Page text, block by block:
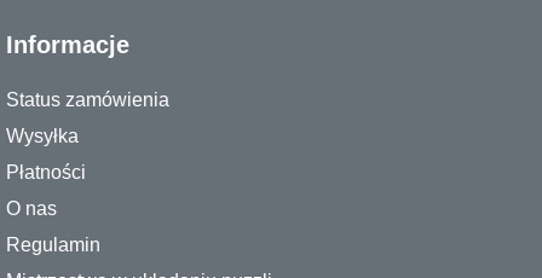
Informacje
Status zamówienia
Wysyłka
Płatności
O nas
Regulamin